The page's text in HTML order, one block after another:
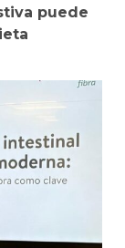
puede